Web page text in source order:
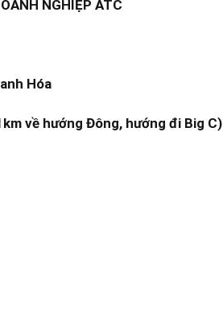
NGHIỆP ATC
Hóa
về hướng Đông, hướng đi Big C)